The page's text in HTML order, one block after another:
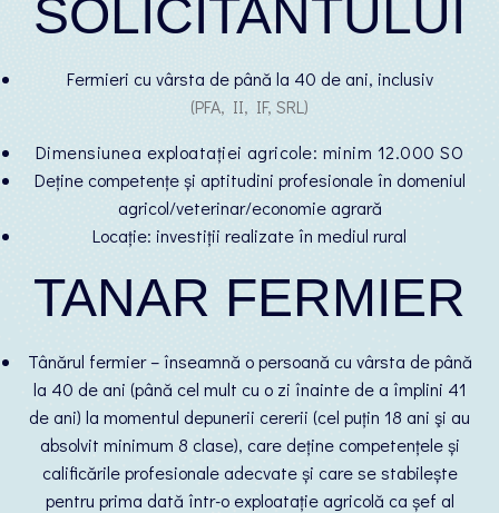
SOLICITANTULUI
Fermieri cu vârsta de până la 40 de ani, inclusiv
(PFA, II, IF, SRL)
Dimensiunea exploatației agricole: minim 12.000 SO
Deține competențe și aptitudini profesionale în domeniul
agricol/veterinar/economie agrară
Locație: investiții realizate în mediul rural
TANAR FERMIER
Tânărul fermier – înseamnă o persoană cu vârsta de până
la 40 de ani (până cel mult cu o zi înainte de a împlini 41
de ani) la momentul depunerii cererii (cel puțin 18 ani şi au
absolvit minimum 8 clase), care deține competențele și
calificările profesionale adecvate și care se stabilește
pentru prima dată într-o exploatație agricolă ca șef al